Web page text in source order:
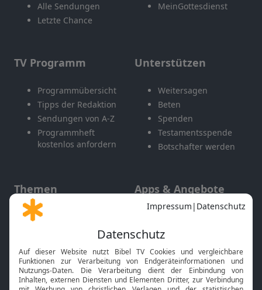
Alle Sendungen
Letzte Chance
MeinGottesdienst
TV Programm
Programmübersicht
Tipps der Redaktion
Sendungen von A-Z
Programmheft
kostenlos anfordern
Unterstützen
Weitersagen
Beten
Spenden
Testamentsspende
Botschafter werden
Themen
Gott und Bibel erklärt
Neuigkeiten
Apps & Angebote
Mobile App
Smart TV
HbbTV
Bibelthek Online-Bibel